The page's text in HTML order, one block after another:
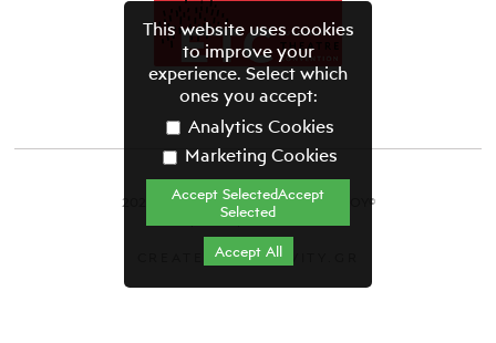
2021 ΘΕΑΤΡΙΚΟΣ ΟΡΓΑΝΙΣΜΟΣ ΚΥΠΡΟΥ©
Όροι & Προϋποθέσεις
CREATED BY GRAVITY.GR
This website uses cookies
to improve your
experience. Select which
ones you accept:
Analytics Cookies
Marketing Cookies
Accept SelectedAccept
Selected
Accept All